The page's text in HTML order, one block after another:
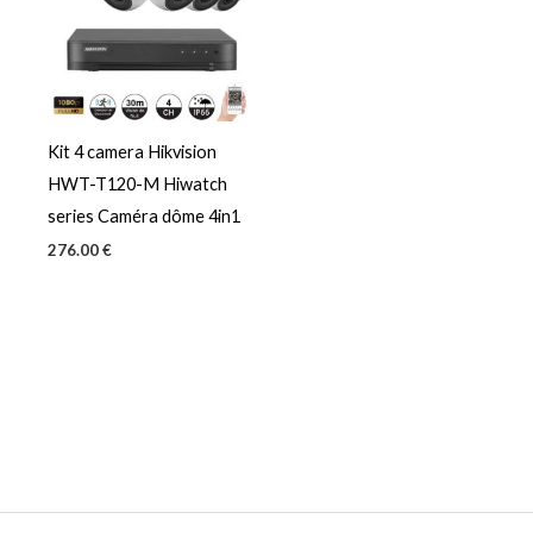
Kit 4 camera Hikvision
HWT-T120-M Hiwatch
series Caméra dôme 4in1
276.00€